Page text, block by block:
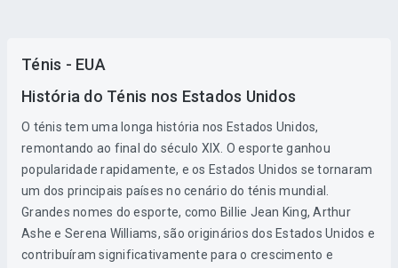
Ténis - EUA
História do Ténis nos Estados Unidos
O ténis tem uma longa história nos Estados Unidos,
remontando ao final do século XIX. O esporte ganhou
popularidade rapidamente, e os Estados Unidos se tornaram
um dos principais países no cenário do ténis mundial.
Grandes nomes do esporte, como Billie Jean King, Arthur
Ashe e Serena Williams, são originários dos Estados Unidos e
contribuíram significativamente para o crescimento e